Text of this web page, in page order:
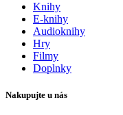
Knihy
E-knihy
Audioknihy
Hry
Filmy
Doplnky
Nakupujte u nás